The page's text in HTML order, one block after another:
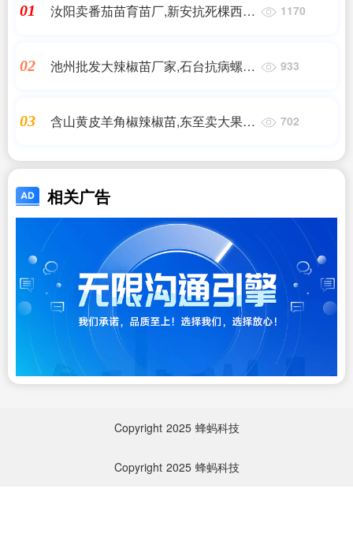
01
汝阳卖番茄苗育苗厂,新安抗死棵西红
1170
02
池州批发大辣椒苗厂家,石台抗病螺丝
933
03
含山黄皮羊角椒辣椒苗,东至卖大果尖
702
相关广告
Copyright 2025 蜂蚂科技
Copyright 2025 蜂蚂科技